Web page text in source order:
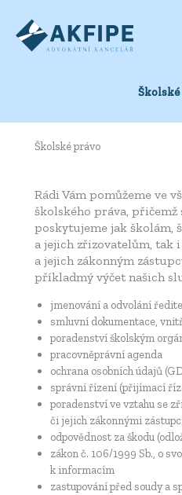
obsah
Školské právo
Rádi Vám pomůžeme ve
školského práva, přičemž
poskytujeme jak školám,
a jejich zřizovatelům, tak
a jejich zákonným
příkladmý výčet našich
jmenování a odvolání
smluvní dokumentace,
poradenství školským
pracovněprávní agenda
ochrana osobních údajů
správní řízení (přijímací
poradenství ve vztahu se
či jejich zákonnými
odpovědnost za škodu
zákon č. 106/1999 Sb., o
k informacím
zastupování před soudy a